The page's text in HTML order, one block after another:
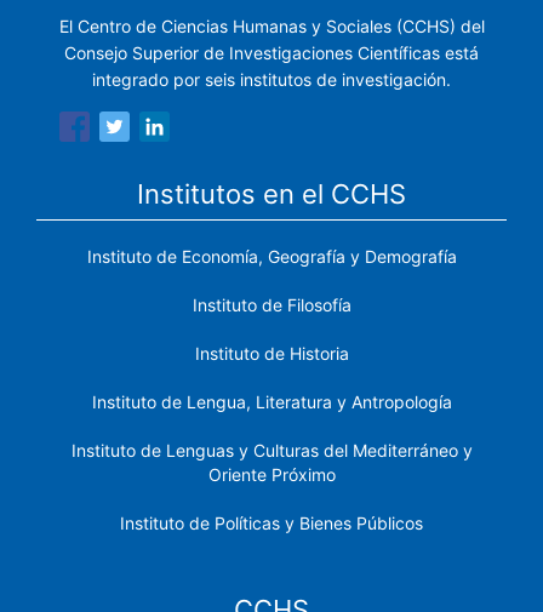
El Centro de Ciencias Humanas y Sociales (CCHS) del
Consejo Superior de Investigaciones Científicas está
integrado por seis institutos de investigación.
Institutos en el CCHS
Instituto de Economía, Geografía y Demografía
Instituto de Filosofía
Instituto de Historia
Instituto de Lengua, Literatura y Antropología
Instituto de Lenguas y Culturas del Mediterráneo y
Oriente Próximo
Instituto de Políticas y Bienes Públicos